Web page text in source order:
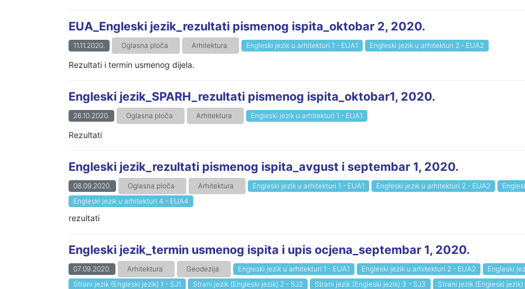
EUA_Engleski jezik_rezultati pismenog ispita_oktobar 2, 2020.
11.11.2020. Oglasna ploča Arhitektura Engleski jezik u arhitekturi 1 - EUA1 Engleski jezik u arhitekturi 2 - EUA2
Rezultati i termin usmenog dijela.
Engleski jezik_SPARH_rezultati pismenog ispita_oktobar1, 2020.
26.10.2020. Oglasna ploča Arhitektura Engleski jezik u arhitekturi 1 - EUA1
Rezultati
Engleski jezik_rezultati pismenog ispita_avgust i septembar 1, 2020.
08.09.2020. Oglasna ploča Arhitektura Engleski jezik u arhitekturi 1 - EUA1 Engleski jezik u arhitekturi 2 - EUA2
Engleski jezik u arhitekturi 4 - EUA4
rezultati
Engleski jezik_termin usmenog ispita i upis ocjena_septembar 1, 2020.
07.09.2020. Arhitektura Geodezija Engleski jezik u arhitekturi 1 - EUA1 Engleski jezik u arhitekturi 2 - EUA2
Engleski
Strani jezik (Engleski jezik) 1 - SJ1
Strani jezik (Engleski jezik) 2 - SJ2 Strani jezik (Engleski jezik) 3 - SJ3 Strani jezik (Engleski